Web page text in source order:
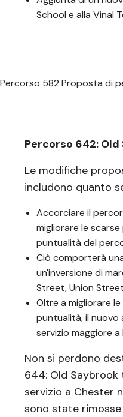
School e alla Vinal
Percorso 582 Proposta di
Percorso 642:
Le modifiche
includono quanto
Accorciare il
migliorare le
puntualità del
Ciò comporterà
un'inversione di
Street, Union
Oltre a migliorare
puntualità, il nuovo
servizio maggiore a
Non si perdono
644: Old
servizio a Chester
sono state